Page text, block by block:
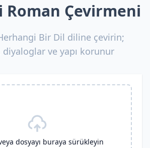
Roman Çevirmeni
Bir Dil diline çevirin;
ve yapı korunur
dosyayı buraya sürükleyin